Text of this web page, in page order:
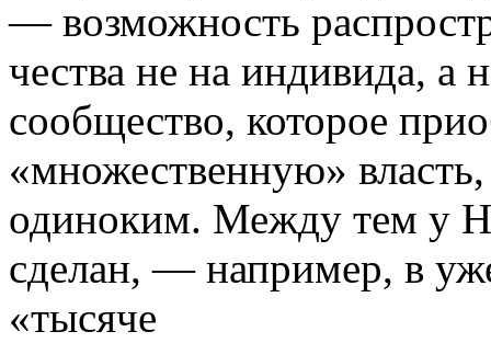
— возможность
чества не на индивида, а
сообщество, которое
«множественную»
одиноким. Между тем у
сделан, — например, в
«тысяче